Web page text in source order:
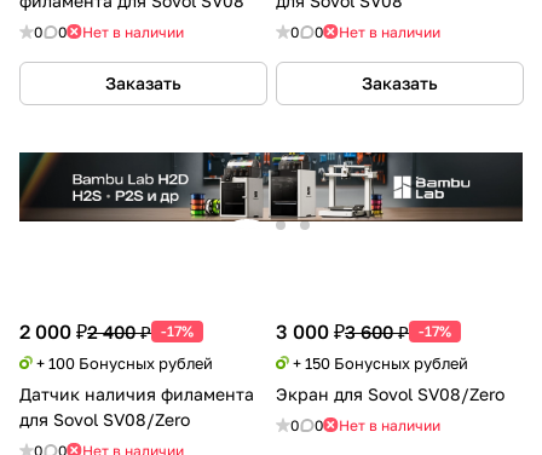
0 0 Нет в наличии
Заказать
0 0 Нет в наличии
Заказать
2 000 ₽2 400 ₽ -17%
+ 100 Бонусных рублей
Датчик наличия филамента
для Sovol SV08/Zero
0 0 Нет в наличии
3 000 ₽3 600 ₽ -17%
+ 150 Бонусных рублей
Экран для Sovol SV08/Zero
0 0 Нет в наличии